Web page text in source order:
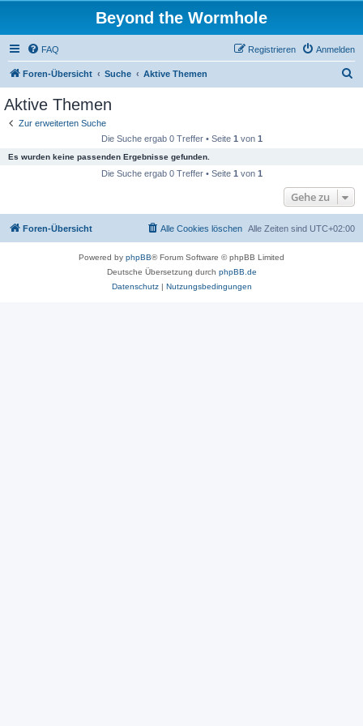
Beyond the Wormhole
FAQ Anmelden
Registrieren
Foren-Übersicht Suche Aktive Themen
Aktive Themen
Zur erweiterten Suche
Die Suche ergab 0 Treffer • Seite 1 von 1
Es wurden keine passenden Ergebnisse gefunden.
Die Suche ergab 0 Treffer • Seite 1 von 1
Gehe zu
Foren-Übersicht Alle Zeiten sind UTC+02:00
Alle Cookies löschen
Powered by phpBB® Forum Software © phpBB Limited
Deutsche Übersetzung durch phpBB.de
Datenschutz| Nutzungsbedingungen